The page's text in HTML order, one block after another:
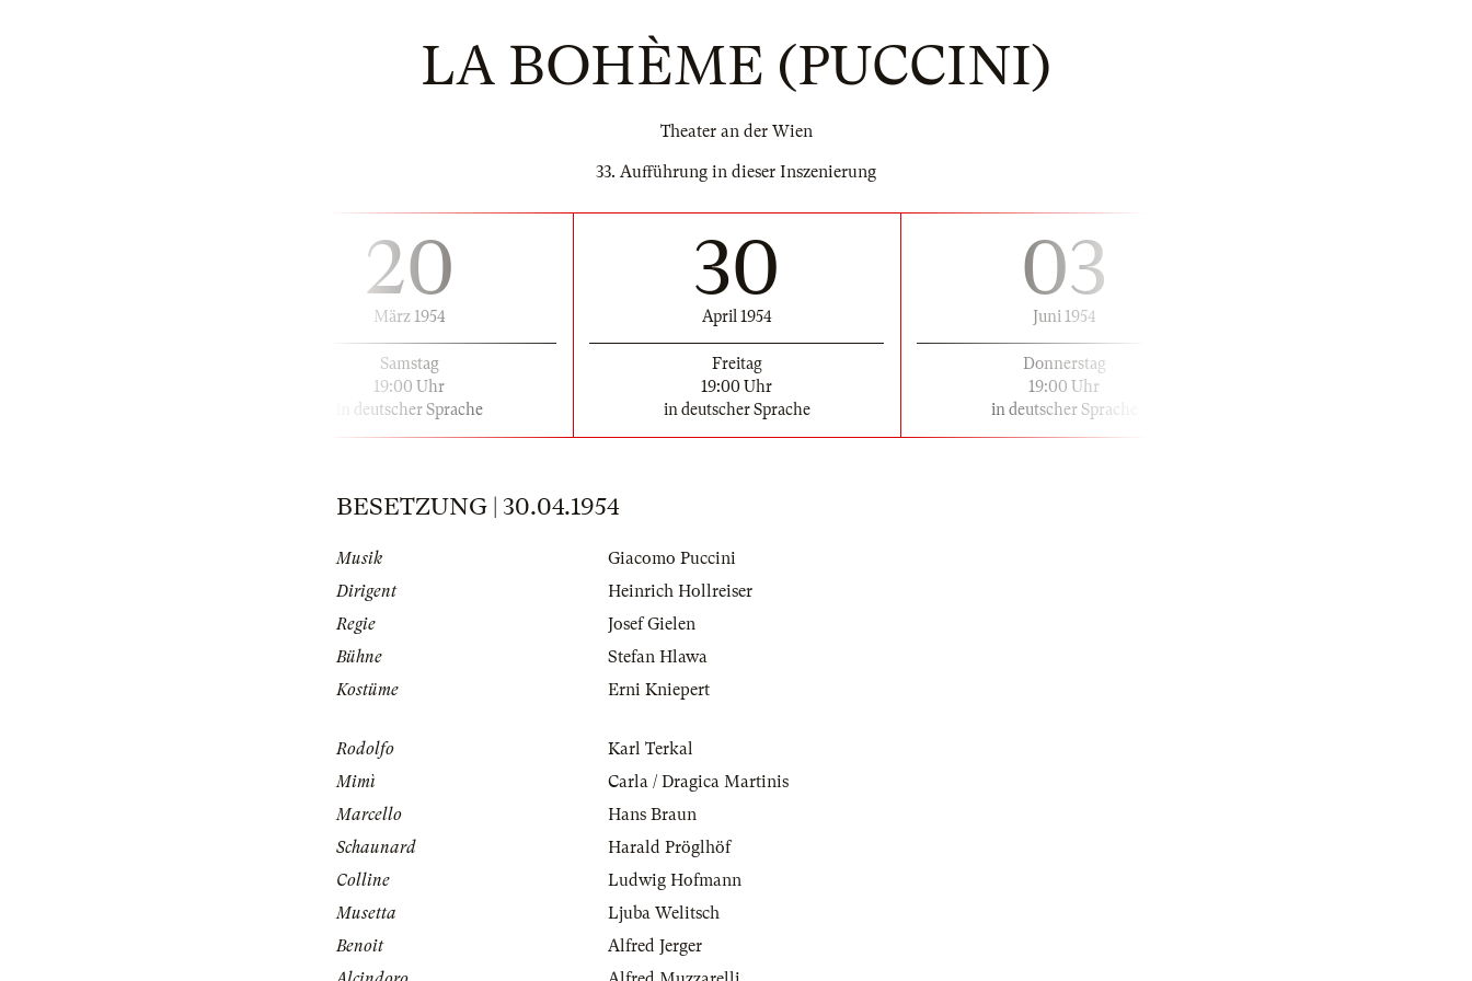
LA BOHÈME (PUCCINI)
Theater an der Wien
33. Aufführung in dieser Inszenierung
20
März 1954
Samstag
19:00 Uhr
in deutscher Sprache
30
April 1954
Freitag
19:00 Uhr
in deutscher Sprache
03
Juni 1954
Donnerstag
19:00 Uhr
in deutscher Sprache
BESETZUNG | 30.04.1954
Musik
Giacomo Puccini
Dirigent
Heinrich Hollreiser
Regie
Josef Gielen
Bühne
Stefan Hlawa
Kostüme
Erni Kniepert
Rodolfo
Karl Terkal
Mimì
Carla / Dragica Martinis
Marcello
Hans Braun
Schaunard
Harald Pröglhöf
Colline
Ludwig Hofmann
Musetta
Ljuba Welitsch
Benoit
Alfred Jerger